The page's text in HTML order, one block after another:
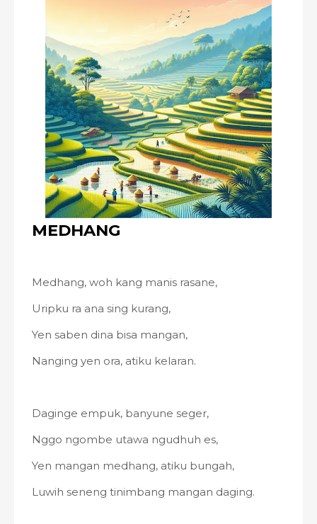
MEDHANG
Medhang, woh kang manis rasane,
Uripku ra ana sing kurang,
Yen saben dina bisa mangan,
Nanging yen ora, atiku kelaran.
Daginge empuk, banyune seger,
Nggo ngombe utawa ngudhuh es,
Yen mangan medhang, atiku bungah,
Luwih seneng tinimbang mangan daging.